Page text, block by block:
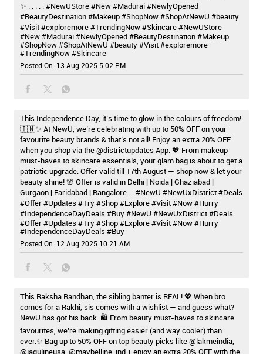
✨ . . . . . #NewUStore #New #Madurai #NewlyOpened
#BeautyDestination #Makeup #ShopNow #ShopAtNewU #beauty
#Visit #exploremore #TrendingNow #Skincare#NewUStore
#New#Madurai#NewlyOpened#BeautyDestination#Makeup
#ShopNow#ShopAtNewU#beauty#Visit#exploremore
#TrendingNow#Skincare
Posted On: 13 Aug 2025 5:02 PM
This Independence Day, it’s time to glow in the colours of freedom!
🇮🇳✨ At NewU, we’re celebrating with up to 50% OFF on your
favourite beauty brands & that’s not all! Enjoy an extra 20% OFF
when you shop via the @districtupdates App. 💖 From makeup
must-haves to skincare essentials, your glam bag is about to get a
patriotic upgrade. Offer valid till 17th August — shop now & let your
beauty shine! 🌸 Offer is valid in Delhi | Noida | Ghaziabad |
Gurgaon | Faridabad | Bangalore . . #NewU #NewUxDistrict #Deals
#Offer #Updates #Try #Shop #Explore #Visit #Now #Hurry
#IndependenceDayDeals #Buy#NewU #NewUxDistrict#Deals
#Offer#Updates #Try#Shop#Explore#Visit#Now#Hurry
#IndependenceDayDeals #Buy
Posted On: 12 Aug 2025 10:21 AM
This Raksha Bandhan, the sibling banter is REAL! 💖 When bro
comes for a Rakhi, sis comes with a wishlist — and guess what?
NewU has got his back. 🛍️ From beauty must-haves to skincare
favourites, we’re making gifting easier (and way cooler) than
ever.✨ Bag up to 50% OFF on top beauty picks like @lakmeindia,
@jaqulineusa, @maybelline_ind + enjoy an extra 20% OFF with the